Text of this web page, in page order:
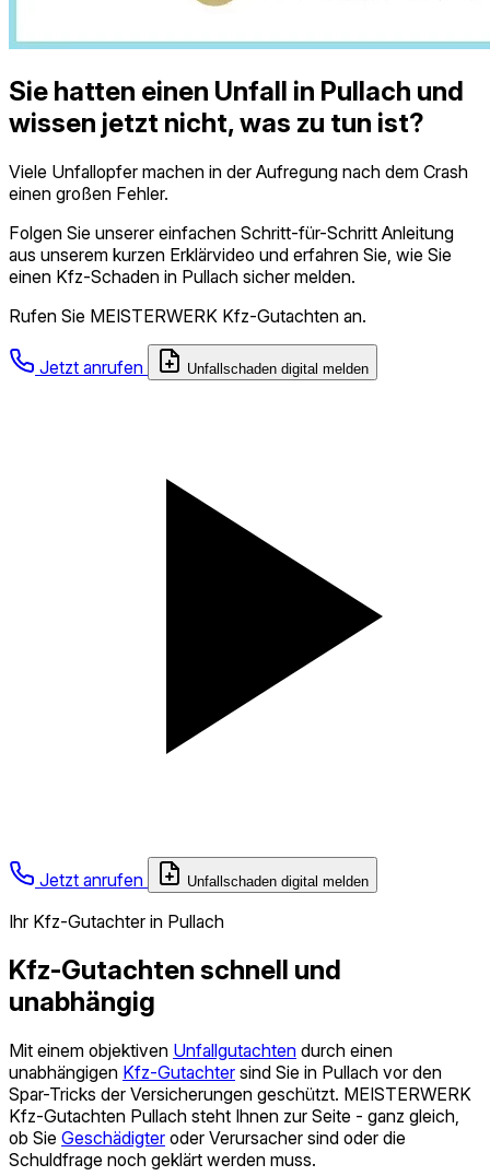
Sie hatten einen Unfall in Pullach und
wissen jetzt nicht, was zu tun ist?
Viele Unfallopfer machen in der Aufregung nach dem Crash
einen großen Fehler.
Folgen Sie unserer einfachen Schritt-für-Schritt Anleitung
aus unserem kurzen Erklärvideo und erfahren Sie, wie Sie
einen Kfz-Schaden in Pullach sicher melden.
Rufen Sie MEISTERWERK Kfz-Gutachten an.
Jetzt anrufen Unfallschaden digital melden
Jetzt anrufen Unfallschaden digital melden
Ihr Kfz-Gutachter in Pullach
Kfz-Gutachten schnell und
unabhängig
Mit einem objektiven Unfallgutachten durch einen
unabhängigen Kfz-Gutachter sind Sie in Pullach vor den
Spar-Tricks der Versicherungen geschützt. MEISTERWERK
Kfz-Gutachten Pullach steht Ihnen zur Seite - ganz gleich,
ob Sie Geschädigter oder Verursacher sind oder die
Schuldfrage noch geklärt werden muss.